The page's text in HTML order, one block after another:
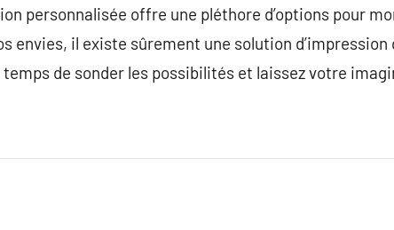
personnalisée offre une pléthore d’options pour
envies, il existe sûrement une solution
de sonder les possibilités et laissez votre